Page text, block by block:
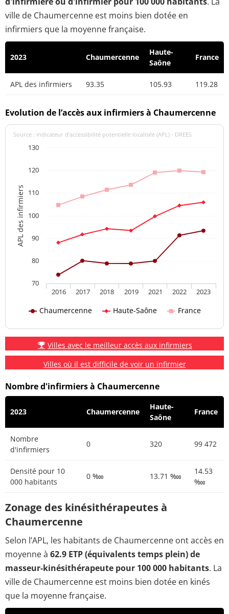
ville de Chaumercenne est moins bien dotée en
infirmiers que la moyenne française.
2023 Chaumercenne
Haute-
Saône
France
APL des infirmiers 93.35 105.93 119.28
Evolution de l’accès aux infirmiers à Chaumercenne
APL des infirmiers
Source : indicateur d’accessibilité potentielle localisée (APL) - DREES
Chaumercenne Haute-Saône France
2016 2017 2018 2019 2021 2022 2023
70
80
90
100
110
120
130
Villes avec le meilleur accès aux infirmiers
Villes où il est difficile de voir un infirmier
Nombre d'infirmiers à Chaumercenne
2023 Chaumercenne
Haute-
Saône
France
Nombre
d'infirmiers
0 320 99 472
Densité pour 10
000 habitants
0 ‱ 13.71 ‱
14.53
‱
Zonage des kinésithérapeutes à
Chaumercenne
Selon l’APL, les habitants de Chaumercenne ont accès en
moyenne à 62.9 ETP (équivalents temps plein) de
masseur-kinésithérapeute pour 100 000 habitants. La
ville de Chaumercenne est moins bien dotée en kinés
que la moyenne française.